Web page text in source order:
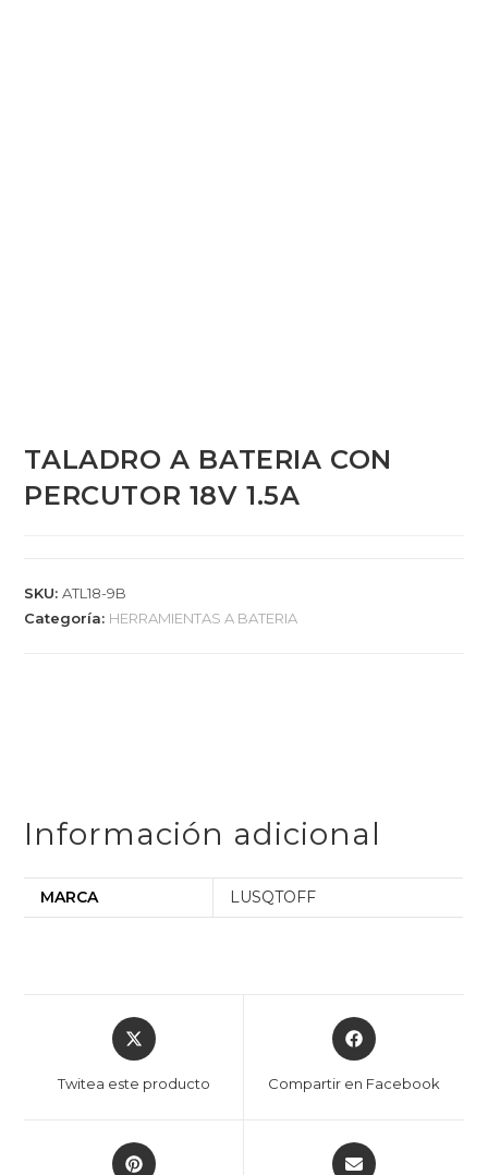
TALADRO A BATERIA CON
PERCUTOR 18V 1.5A
SKU:ATL18-9B
Categoría: HERRAMIENTAS A BATERIA
Información adicional
MARCA LUSQTOFF
Twitea este producto Compartir en Facebook